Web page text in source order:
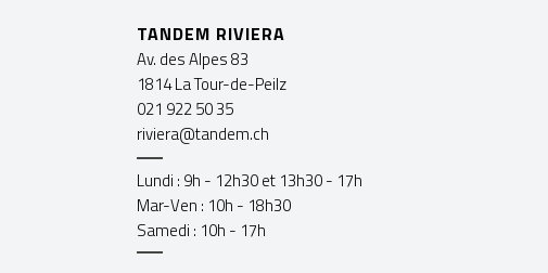
TANDEM RIVIERA
Av. des Alpes 83
1814 La Tour-de-Peilz
021 922 50 35
riviera@tandem.ch
Lundi : 9h - 12h30 et 13h30 - 17h
Mar-Ven : 10h - 18h30
Samedi : 10h - 17h